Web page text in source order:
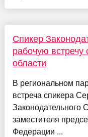
Спикер
рабочую встречу
области
В региональном
встреча спикера
Законодательного
заместителя
Федерации ...